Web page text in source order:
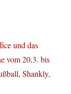
und das
vom 20.3. bis
Shankly,